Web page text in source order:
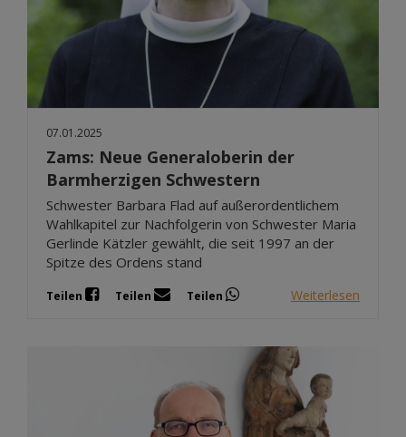
07.01.2025
Zams: Neue Generaloberin der
Barmherzigen Schwestern
Schwester Barbara Flad auf außerordentlichem
Wahlkapitel zur Nachfolgerin von Schwester Maria
Gerlinde Kätzler gewählt, die seit 1997 an der
Spitze des Ordens stand
Teilen Teilen Teilen Weiterlesen